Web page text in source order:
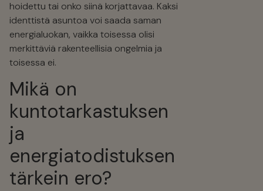
hoidettu tai onko siinä korjattavaa. Kaksi
identtistä asuntoa voi saada saman
energialuokan, vaikka toisessa olisi
merkittäviä rakenteellisia ongelmia ja
toisessa ei.
Mikä on
kuntotarkastuksen
ja
energiatodistuksen
tärkein ero?